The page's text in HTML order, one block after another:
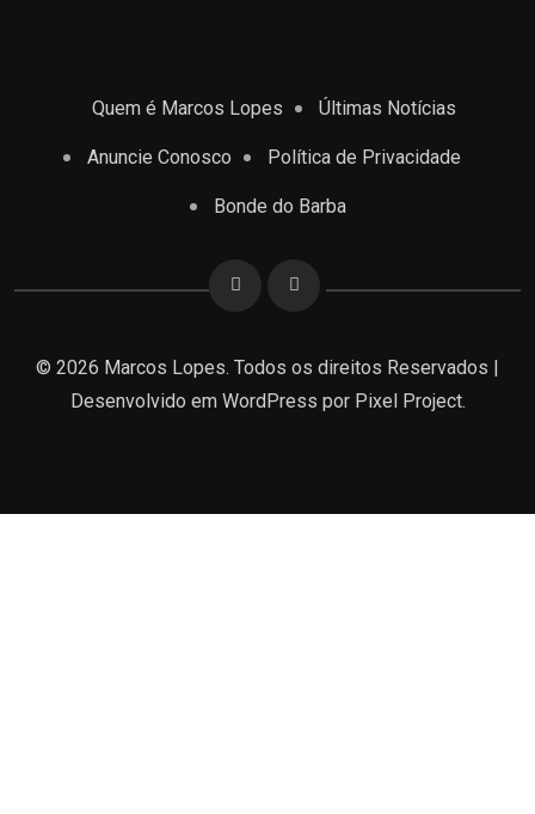
Quem é Marcos Lopes Últimas Notícias
Anuncie Conosco Política de Privacidade
Bonde do Barba
© 2026 Marcos Lopes. Todos os direitos Reservados |
Desenvolvido em WordPress por Pixel Project.